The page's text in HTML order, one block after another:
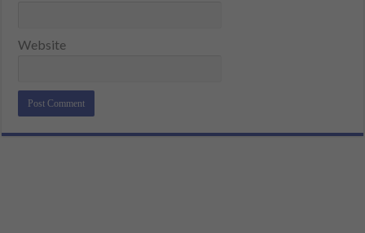
Website
Alternative: